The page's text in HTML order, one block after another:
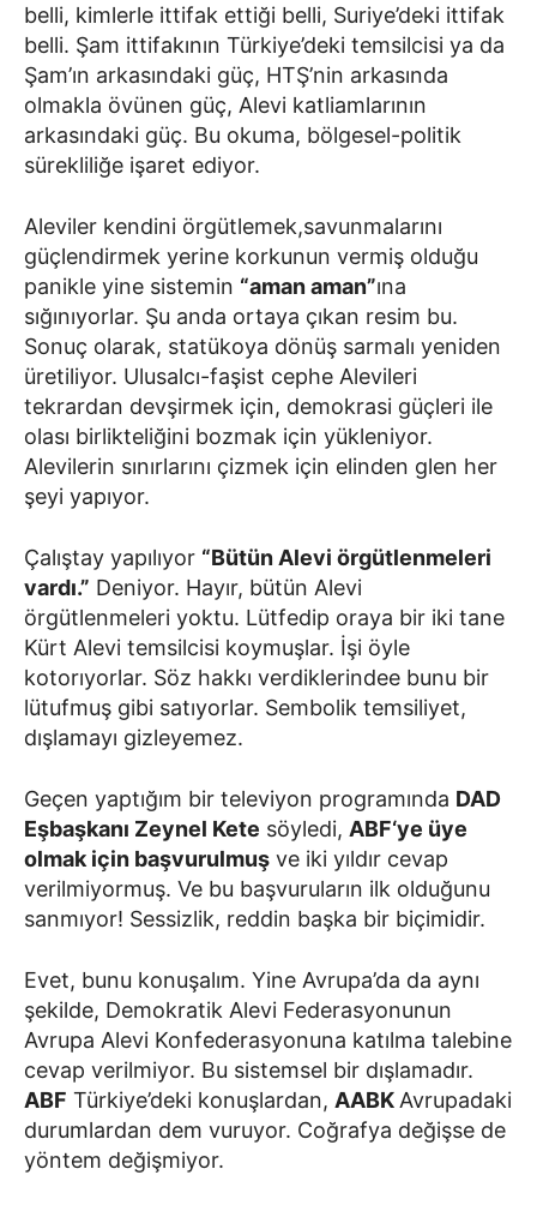
belli, kimlerle ittifak ettiği belli, Suriye’deki ittifak
belli. Şam ittifakının Türkiye’deki temsilcisi ya da
Şam’ın arkasındaki güç, HTŞ’nin arkasında
olmakla övünen güç, Alevi katliamlarının
arkasındaki güç. Bu okuma, bölgesel-politik
sürekliliğe işaret ediyor.
Aleviler kendini örgütlemek,savunmalarını
güçlendirmek yerine korkunun vermiş olduğu
panikle yine sistemin “aman aman”ına
sığınıyorlar. Şu anda ortaya çıkan resim bu.
Sonuç olarak, statükoya dönüş sarmalı yeniden
üretiliyor. Ulusalcı-faşist cephe Alevileri
tekrardan devşirmek için, demokrasi güçleri ile
olası birlikteliğini bozmak için yükleniyor.
Alevilerin sınırlarını çizmek için elinden glen her
şeyi yapıyor.
Çalıştay yapılıyor “Bütün Alevi örgütlenmeleri
vardı.” Deniyor. Hayır, bütün Alevi
örgütlenmeleri yoktu. Lütfedip oraya bir iki tane
Kürt Alevi temsilcisi koymuşlar. İşi öyle
kotorıyorlar. Söz hakkı verdiklerindee bunu bir
lütufmuş gibi satıyorlar. Sembolik temsiliyet,
dışlamayı gizleyemez.
Geçen yaptığım bir televiyon programında DAD
Eşbaşkanı Zeynel Kete söyledi, ABF‘ye üye
olmak için başvurulmuş ve iki yıldır cevap
verilmiyormuş. Ve bu başvuruların ilk olduğunu
sanmıyor! Sessizlik, reddin başka bir biçimidir.
Evet, bunu konuşalım. Yine Avrupa’da da aynı
şekilde, Demokratik Alevi Federasyonunun
Avrupa Alevi Konfederasyonuna katılma talebine
cevap verilmiyor. Bu sistemsel bir dışlamadır.
ABF Türkiye’deki konuşlardan, AABK Avrupadaki
durumlardan dem vuruyor. Coğrafya değişse de
yöntem değişmiyor.